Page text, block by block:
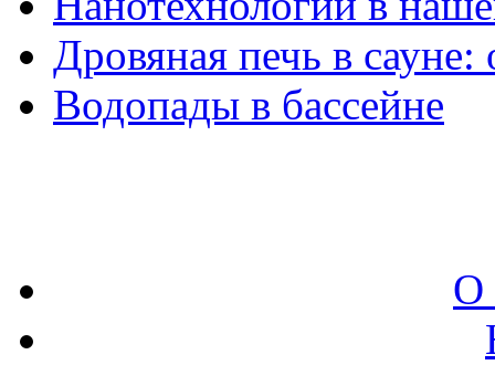
Дровяная печь в сауне:
Водопады в бассейне
О